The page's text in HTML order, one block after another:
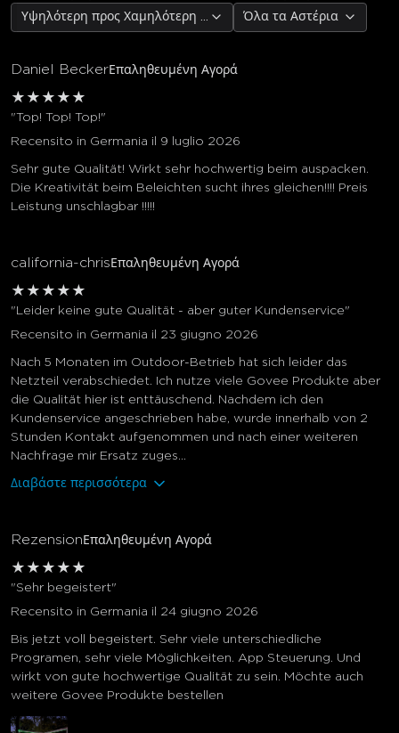
Υψηλότερη προς Χαμηλότερη ΑξιολόγησηΌλα τα Αστέρια
Daniel BeckerΕπαληθευμένη Αγορά
★ ★ ★ ★ ★
"Top! Top! Top!"
Recensito in Germania il 9 luglio 2026
Sehr gute Qualität! Wirkt sehr hochwertig beim auspacken.
Die Kreativität beim Beleichten sucht ihres gleichen!!!! Preis
Leistung unschlagbar !!!!!
california-chris Επαληθευμένη Αγορά
★ ★ ★ ★ ★
"Leider keine gute Qualität - aber guter Kundenservice"
Recensito in Germania il 23 giugno 2026
Nach 5 Monaten im Outdoor-Betrieb hat sich leider das
Netzteil verabschiedet. Ich nutze viele Govee Produkte aber
die Qualität hier ist enttäuschend. Nachdem ich den
Kundenservice angeschrieben habe, wurde innerhalb von 2
Stunden Kontakt aufgenommen und nach einer weiteren
Nachfrage mir Ersatz zuges...
Διαβάστε περισσότερα
Rezension Επαληθευμένη Αγορά
★ ★ ★ ★ ★
"Sehr begeistert"
Recensito in Germania il 24 giugno 2026
Bis jetzt voll begeistert. Sehr viele unterschiedliche
Programen, sehr viele Möglichkeiten. App Steuerung. Und
wirkt von gute hochwertige Qualität zu sein. Möchte auch
weitere Govee Produkte bestellen